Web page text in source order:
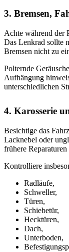
3. Bremsen,
Achte während der
Das Lenkrad sollte
Bremsen nicht zu
Polternde
Aufhängung
unterschiedlichen
4. Karosserie
Besichtige das
Lacknebel oder
frühere Reparaturen
Kontrolliere
Radläufe,
Schweller,
Türen,
Schiebetür,
Hecktüren,
Dach,
Unterboden,